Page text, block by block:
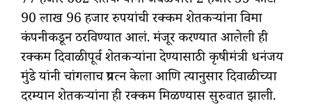
90 लाख 96 हजार रुपयांची रक्कम शेतकऱ्यांना विमा
कंपनीकडून ठरविण्यात आलं. मंजूर करण्यात आलेली ही
रक्कम दिवाळीपूर्व शेतकऱ्यांना देण्यासाठी कृषीमंत्री धनंजय
मुंडे यांनी चांगलाच प्रयत्न केला आणि त्यानुसार दिवाळीच्या
दरम्यान शेतकऱ्यांना ही रक्कम मिळण्यास सुरुवात झाली.